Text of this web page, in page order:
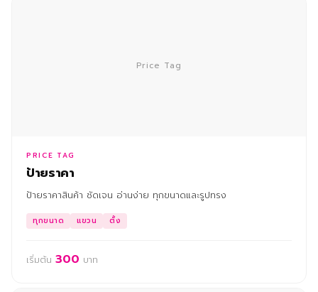
Price Tag
PRICE TAG
ป้ายราคา
ป้ายราคาสินค้า ชัดเจน อ่านง่าย ทุกขนาดและรูปทรง
ทุกขนาด แขวน ตั้ง
เริ่มต้น 300 บาท